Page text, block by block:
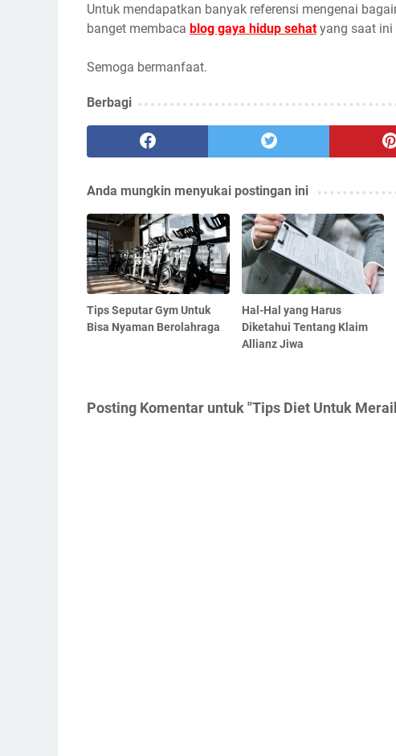
Untuk mendapatkan banyak referensi mengenai
banget membaca blog gaya hidup sehatyang saat ini
Semoga bermanfaat.
Berbagi
Anda mungkin menyukai postingan ini
Tips Seputar Gym Untuk
Bisa Nyaman Berolahraga
Hal-Hal yang Harus
Diketahui Tentang Klaim
Allianz Jiwa
Posting Komentar untuk "Tips Diet Untuk